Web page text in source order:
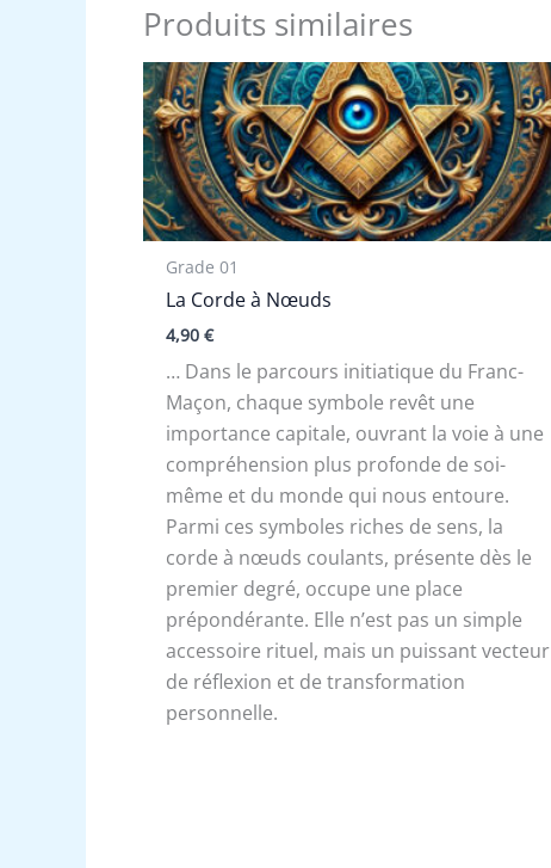
Produits similaires
Grade 01
La Corde à Nœuds
4,90€
… Dans le parcours initiatique du Franc-
Maçon, chaque symbole revêt une
importance capitale, ouvrant la voie à une
compréhension plus profonde de soi-
même et du monde qui nous entoure.
Parmi ces symboles riches de sens, la
corde à nœuds coulants, présente dès le
premier degré, occupe une place
prépondérante. Elle n’est pas un simple
accessoire rituel, mais un puissant vecteur
de réflexion et de transformation
personnelle.